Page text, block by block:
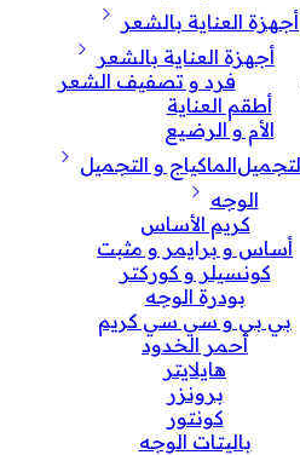
أجهزة العناية بالشعر
أجهزة العناية بالشعر
فرد و تصفيف الشعر
أطقم العناية
الأم و الرضيع
الماكياج و التجميل
الوجه
كريم الأساس
أساس و برايمر و مثبت
كونسيلر و كوركتر
بودرة الوجه
بي بي و سي سي كريم
أحمر الخدود
هايلايتر
برونزر
كونتور
باليتات الوجه